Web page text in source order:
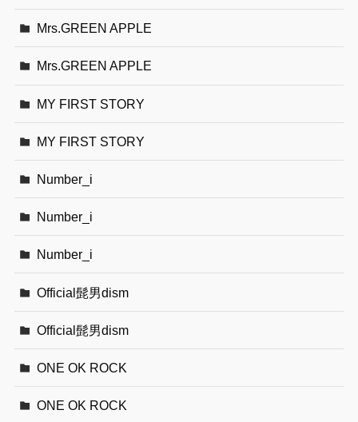
Mrs.GREEN APPLE
Mrs.GREEN APPLE
MY FIRST STORY
MY FIRST STORY
Number_i
Number_i
Number_i
Official髭男dism
Official髭男dism
ONE OK ROCK
ONE OK ROCK